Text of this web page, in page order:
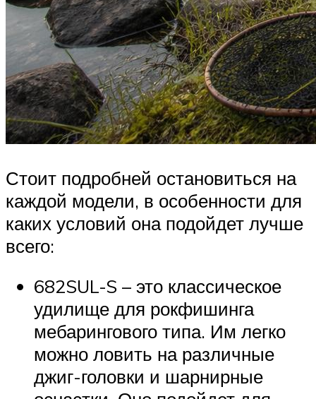
Стоит подробней остановиться на
каждой модели, в особенности для
каких условий она подойдет лучше
всего:
682SUL-S – это классическое
удилище для рокфишинга
мебарингового типа. Им легко
можно ловить на различные
джиг-головки и шарнирные